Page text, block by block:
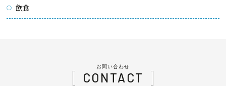
飲食
お問い合わせ
CONTACT